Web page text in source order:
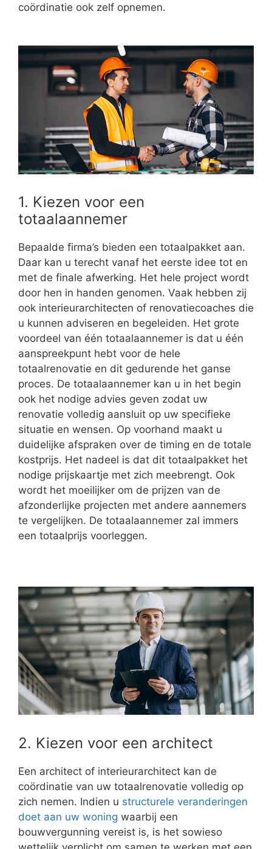
coördinatie ook zelf opnemen.
1. Kiezen voor een
totaalaannemer
Bepaalde firma’s bieden een totaalpakket aan.
Daar kan u terecht vanaf het eerste idee tot en
met de finale afwerking. Het hele project wordt
door hen in handen genomen. Vaak hebben zij
ook interieurarchitecten of renovatiecoaches die
u kunnen adviseren en begeleiden. Het grote
voordeel van één totaalaannemer is dat u één
aanspreekpunt hebt voor de hele
totaalrenovatie en dit gedurende het ganse
proces. De totaalaannemer kan u in het begin
ook het nodige advies geven zodat uw
renovatie volledig aansluit op uw specifieke
situatie en wensen. Op voorhand maakt u
duidelijke afspraken over de timing en de totale
kostprijs. Het nadeel is dat dit totaalpakket het
nodige prijskaartje met zich meebrengt. Ook
wordt het moeilijker om de prijzen van de
afzonderlijke projecten met andere aannemers
te vergelijken. De totaalaannemer zal immers
een totaalprijs voorleggen.
2. Kiezen voor een architect
Een architect of interieurarchitect kan de
coördinatie van uw totaalrenovatie volledig op
zich nemen. Indien u structurele veranderingen
doet aan uw woning waarbij een
bouwvergunning vereist is, is het sowieso